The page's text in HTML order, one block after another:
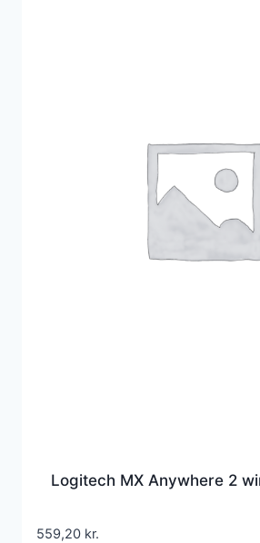
Logitech MX Anywhere 2
559,20 kr.